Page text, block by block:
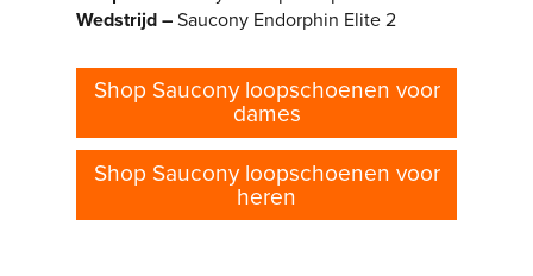
Wedstrijd – Saucony Endorphin Elite 2
Shop Saucony loopschoenen voor
dames
Shop Saucony loopschoenen voor
heren